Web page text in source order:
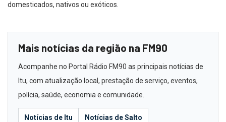
domesticados, nativos ou exóticos.
Mais notícias da região na FM90
Acompanhe no Portal Rádio FM90 as principais notícias de
Itu, com atualização local, prestação de serviço, eventos,
polícia, saúde, economia e comunidade.
Notícias de Itu Notícias de Salto